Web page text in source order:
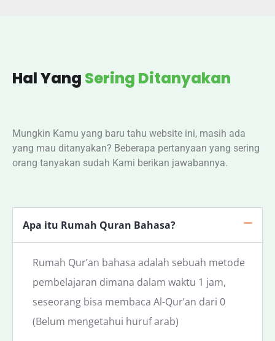
Hal Yang Sering Ditanyakan
Mungkin Kamu yang baru tahu website ini, masih ada
yang mau ditanyakan? Beberapa pertanyaan yang sering
orang tanyakan sudah Kami berikan jawabannya.
Apa itu Rumah Quran Bahasa?
Rumah Qur’an bahasa adalah sebuah metode
pembelajaran dimana dalam waktu 1 jam,
seseorang bisa membaca Al-Qur’an dari 0
(Belum mengetahui huruf arab)